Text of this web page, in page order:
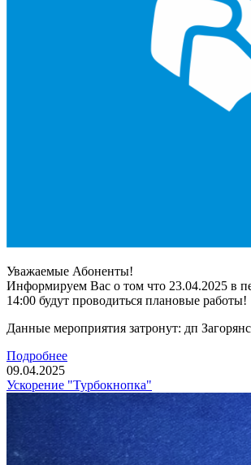
Уважаемые Абоненты!
Информируем Вас о том что 23.04.2025 в
14:00 будут проводиться плановые работы!
Данные мероприятия затронут: дп
Подробнее
09.04.2025
Ускорение "Турбокнопка"